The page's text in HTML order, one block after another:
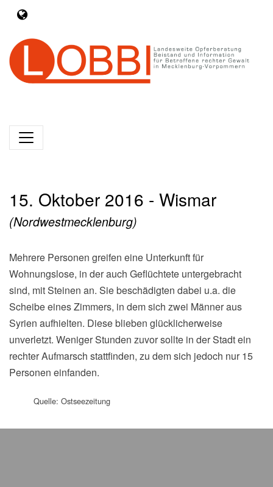
15. Oktober 2016 - Wismar
(Nordwestmecklenburg)
Mehrere Personen greifen eine Unterkunft für
Wohnungslose, in der auch Geflüchtete untergebracht
sind, mit Steinen an. Sie beschädigten dabei u.a. die
Scheibe eines Zimmers, in dem sich zwei Männer aus
Syrien aufhielten. Diese blieben glücklicherweise
unverletzt. Weniger Stunden zuvor sollte in der Stadt ein
rechter Aufmarsch stattfinden, zu dem sich jedoch nur 15
Personen einfanden.
Quelle: Ostseezeitung